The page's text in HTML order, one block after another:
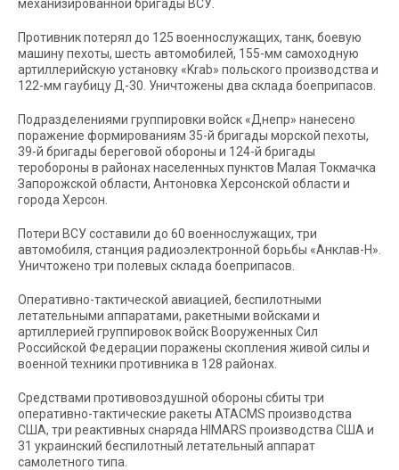
механизированной бригады ВСУ.
Противник потерял до 125 военнослужащих, танк, боевую
машину пехоты, шесть автомобилей, 155-мм самоходную
артиллерийскую установку «Krab» польского производства и
122-мм гаубицу Д-30. Уничтожены два склада боеприпасов.
Подразделениями группировки войск «Днепр» нанесено
поражение формированиям 35-й бригады морской пехоты,
39-й бригады береговой обороны и 124-й бригады
теробороны в районах населенных пунктов Малая Токмачка
Запорожской области, Антоновка Херсонской области и
города Херсон.
Потери ВСУ составили до 60 военнослужащих, три
автомобиля, станция радиоэлектронной борьбы «Анклав-Н».
Уничтожено три полевых склада боеприпасов.
Оперативно-тактической авиацией, беспилотными
летательными аппаратами, ракетными войсками и
артиллерией группировок войск Вооруженных Сил
Российской Федерации поражены скопления живой силы и
военной техники противника в 128 районах.
Средствами противовоздушной обороны сбиты три
оперативно-тактические ракеты ATACMS производства
США, три реактивных снаряда HIMARS производства США и
31 украинский беспилотный летательный аппарат
самолетного типа.